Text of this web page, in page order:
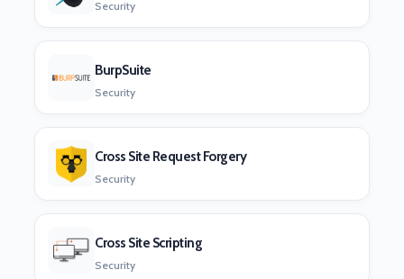
Security
BurpSuite
Security
Cross Site Request Forgery
Security
Cross Site Scripting
Security